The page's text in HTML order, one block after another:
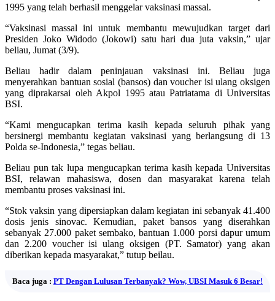
1995 yang telah berhasil menggelar vaksinasi massal.
“Vaksinasi massal ini untuk membantu mewujudkan target dari
Presiden Joko Widodo (Jokowi) satu hari dua juta vaksin,” ujar
beliau, Jumat (3/9).
Beliau hadir dalam peninjauan vaksinasi ini. Beliau juga
menyerahkan bantuan sosial (bansos) dan voucher isi ulang oksigen
yang diprakarsai oleh Akpol 1995 atau Patriatama di Universitas
BSI.
“Kami mengucapkan terima kasih kepada seluruh pihak yang
bersinergi membantu kegiatan vaksinasi yang berlangsung di 13
Polda se-Indonesia,” tegas beliau.
Beliau pun tak lupa mengucapkan terima kasih kepada Universitas
BSI, relawan mahasiswa, dosen dan masyarakat karena telah
membantu proses vaksinasi ini.
“Stok vaksin yang dipersiapkan dalam kegiatan ini sebanyak 41.400
dosis jenis sinovac. Kemudian, paket bansos yang diserahkan
sebanyak 27.000 paket sembako, bantuan 1.000 porsi dapur umum
dan 2.200 voucher isi ulang oksigen (PT. Samator) yang akan
diberikan kepada masyarakat,” tutup beilau.
Baca juga : PT Dengan Lulusan Terbanyak? Wow, UBSI Masuk 6 Besar!